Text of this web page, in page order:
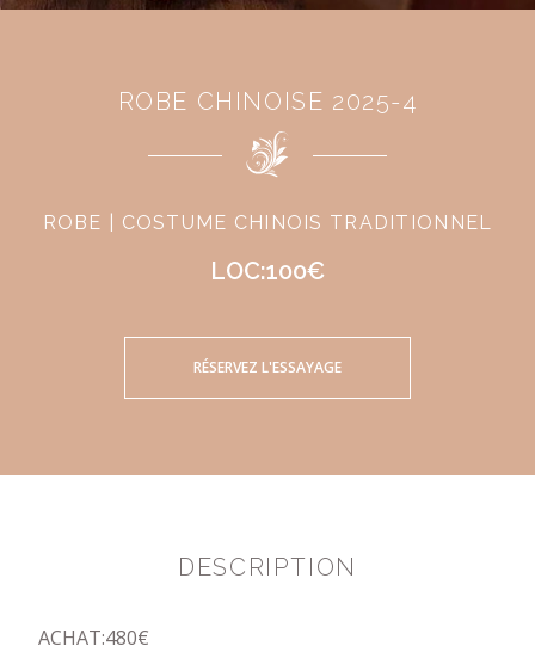
ROBE CHINOISE 2025-4
ROBE | COSTUME CHINOIS TRADITIONNEL
LOC:100€
RÉSERVEZ L'ESSAYAGE
DESCRIPTION
ACHAT:480€